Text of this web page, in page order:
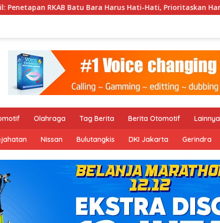
Bara Harus Hati-Hati, Prioritaskan Harga dan PNBP Negara
Olahraga Tag Berita Berita Otomotif Lainnya
Nissan Bulutangkis DKI Jakarta Gerindra